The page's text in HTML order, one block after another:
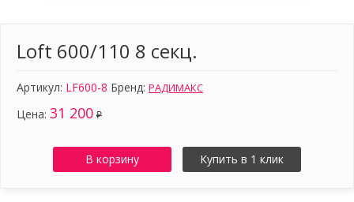
Loft 600/110 8 секц.
Артикул: LF600-8 Бренд: РАДИМАКС
Цена: 31 200 ₽
В корзину Купить в 1 клик